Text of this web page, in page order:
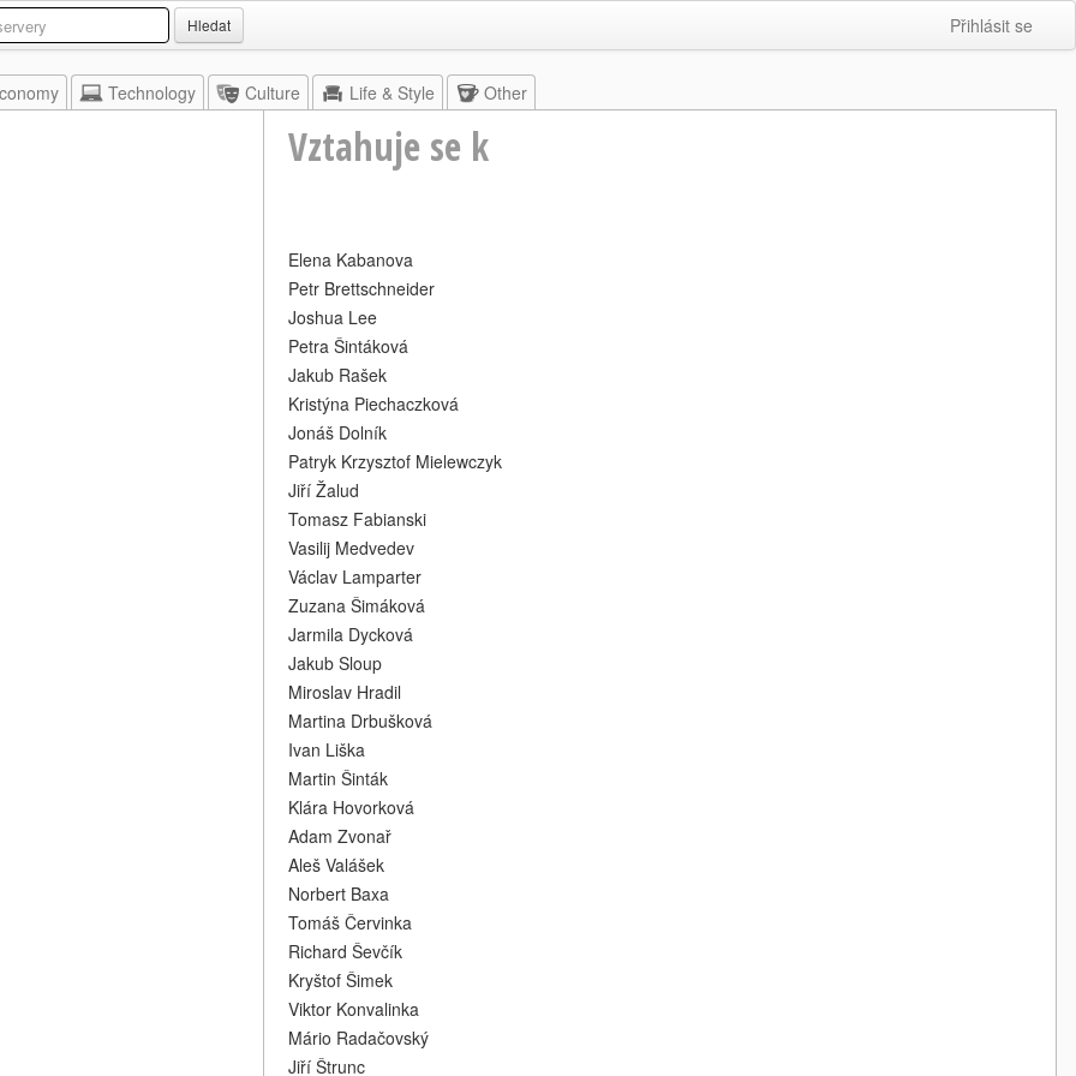
Hledat Přihlásit se
Technology Culture Life & Style Other
Vztahuje se k
Elena Kabanova
Petr Brettschneider
Joshua Lee
Petra Šintáková
Jakub Rašek
Kristýna Piechaczková
Jonáš Dolník
Patryk Krzysztof Mielewczyk
Jiří Žalud
Tomasz Fabianski
Vasilij Medvedev
Václav Lamparter
Zuzana Šimáková
Jarmila Dycková
Jakub Sloup
Miroslav Hradil
Martina Drbušková
Ivan Liška
Martin Šinták
Klára Hovorková
Adam Zvonař
Aleš Valášek
Norbert Baxa
Tomáš Červinka
Richard Ševčík
Kryštof Šimek
Viktor Konvalinka
Mário Radačovský
Jiří Štrunc